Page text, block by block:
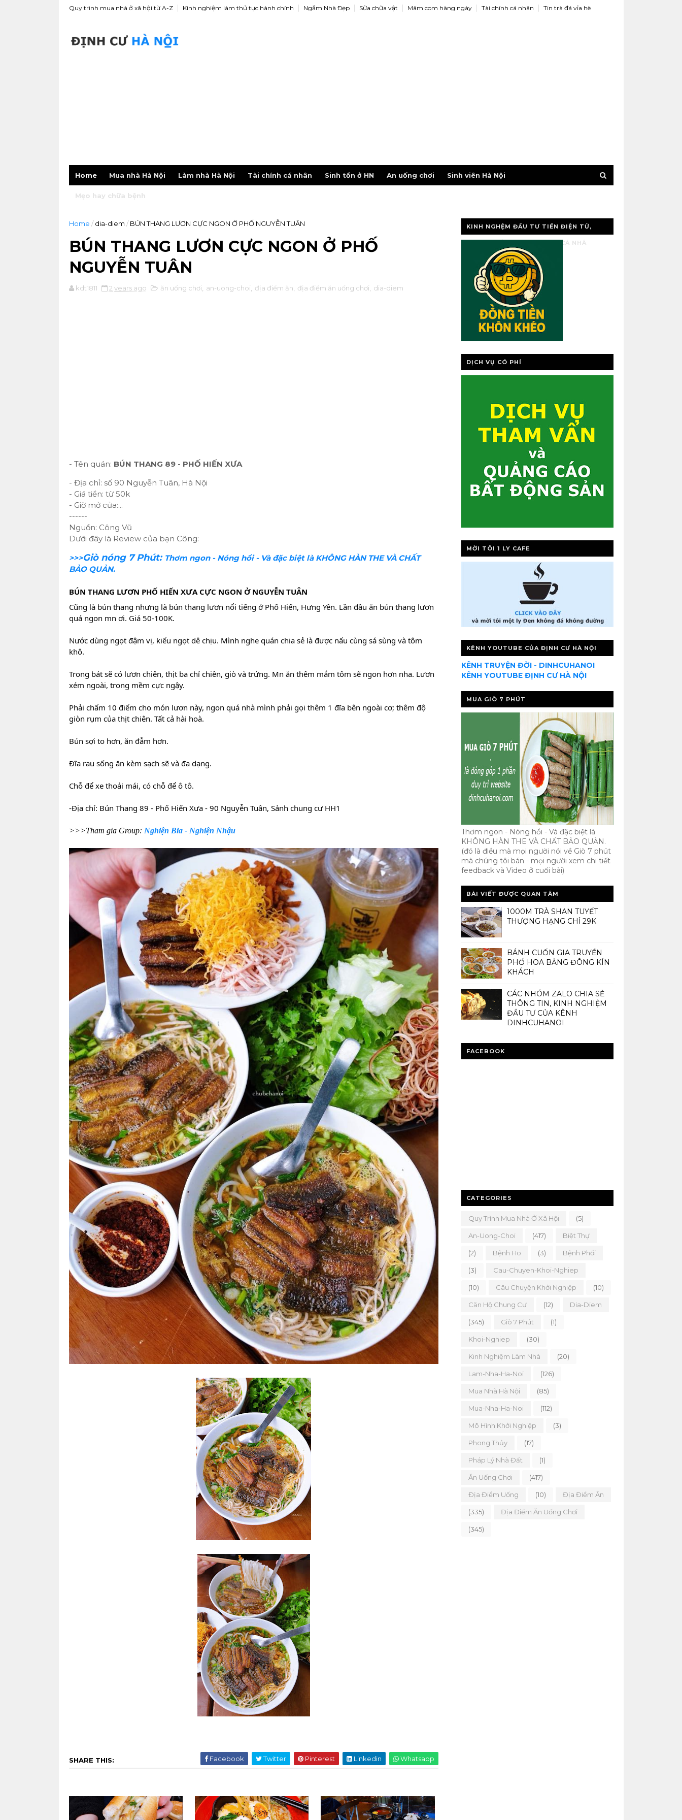
Quy trình mua nhà ở xã hội từ A-Z Kinh nghiệm làm thủ tục hành chính Ngắm Nhà Ðẹp Sửa chữa vật Mâm com hàng ngày Tài chính cá nhân Tin trà đá vỉa hè
Home Mua nhà Hà Nội Làm nhà Hà Nội Tài chính cá nhân Sinh tồn ở HN An uống chơi Sinh viên Hà Nội
Mẹo hay chữa bệnh
Home / dia-diem / BÚN THANG LƯƠN CỰC NGON Ở PHỐ NGUYỄN TUÂN
BÚN THANG LƯƠN CỰC NGON Ở PHỐ
NGUYỄN TUÂN
kdt1811 2 years ago ăn uống chơi an-uong-choi địa điểm ăn địa điểm ăn uống chơi dia-diem
- Tên quán: BÚN THANG 89 - PHỐ HIẾN XƯA
- Địa chỉ: số 90 Nguyễn Tuân, Hà Nội
- Giá tiền: từ 50k
- Giờ mở cửa:...
------
Nguồn: Công Vũ
Dưới đây là Review của bạn Công:
>>>Giò nóng 7 Phút: Thơm ngon - Nóng hổi - Và đặc biệt là KHÔNG HÀN THE VÀ CHẤT
BẢO QUẢN.
BÚN THANG LƯƠN PHỐ HIẾN XƯA CỰC NGON Ở NGUYỄN TUÂN
Cũng là bún thang nhưng là bún thang lươn nổi tiếng ở Phố Hiến, Hưng Yên. Lần đầu ăn bún thang lươn
quá ngon mn ơi. Giá 50-100K.
Nước dùng ngọt đậm vị, kiểu ngọt dễ chịu. Mình nghe quán chia sẻ là được nấu cùng sá sùng và tôm
khô.
Trong bát sẽ có lươn chiên, thịt ba chỉ chiên, giò và trứng. Mn ăn thêm mắm tôm sẽ ngon hơn nha. Lươn
xém ngoài, trong mềm cực ngậy.
Phải chấm 10 điểm cho món lươn này, ngon quá nhà mình phải gọi thêm 1 đĩa bên ngoài cơ; thêm độ
giòn rụm của thịt chiên. Tất cả hài hoà.
Bún sợi to hơn, ăn đẫm hơn.
Đĩa rau sống ăn kèm sạch sẽ và đa dạng.
Chỗ để xe thoải mái, có chỗ để ô tô.
-Địa chỉ: Bún Thang 89 - Phố Hiến Xưa - 90 Nguyễn Tuân, Sảnh chung cư HH1
>>>Tham gia Group: Nghiện Bia - Nghiện Nhậu
SHARE THIS: Facebook Twitter Pinterest Linkedin Whatsapp
KINH NGHỆM ĐẦU TƯ TIỀN ĐIỆN TỬ,
VÀNG, QUẢN LÝ TÀI CHÍNH CÁ NHÂ
DỊCH VỤ CÓ PHÍ
MỜI TÔI 1 LY CAFE
KÊNH YOUTUBE CỦA ĐỊNH CƯ HÀ NỘI
KÊNH TRUYỆN ĐỜI - DINHCUHANOI
KÊNH YOUTUBE ĐỊNH CƯ HÀ NỘI
MUA GIÒ 7 PHÚT
Thơm ngon - Nóng hổi - Và đặc biệt là
KHÔNG HÀN THE VÀ CHẤT BẢO QUẢN.
(đó là điều mà mọi người nói về Giò 7 phút
mà chúng tôi bán - mọi người xem chi tiết
feedback và Video ở cuối bài)
BÀI VIẾT ĐƯỢC QUAN TÂM
1000M TRÀ SHAN TUYẾT
THƯỢNG HẠNG CHỈ 29K
BÁNH CUỐN GIA TRUYỀN
PHỐ HOA BẰNG ĐÔNG KÍN
KHÁCH
CÁC NHÓM ZALO CHIA SẺ
THÔNG TIN, KINH NGHIỆM
ĐẦU TƯ CỦA KÊNH
DINHCUHANOI
FACEBOOK
CATEGORIES
Quy Trình Mua Nhà Ở Xã Hội (5)
An-Uong-Choi (417) Biệt Thự
(2) Bệnh Ho (3) Bệnh Phổi
(3) Cau-Chuyen-Khoi-Nghiep
(10) Câu Chuyện Khởi Nghiệp (10)
Căn Hộ Chung Cư (12) Dia-Diem
(345) Giò 7 Phút (1)
Khoi-Nghiep (30)
Kinh Nghiệm Làm Nhà (20)
Lam-Nha-Ha-Noi (126)
Mua Nhà Hà Nội (85)
Mua-Nha-Ha-Noi (112)
Mô Hình Khởi Nghiệp (3)
Phong Thủy (17)
Pháp Lý Nhà Đất (1)
Ăn Uống Chơi (417)
Địa Điểm Uống (10) Địa Điểm Ăn
(335) Địa Điểm Ăn Uống Chơi
(345)